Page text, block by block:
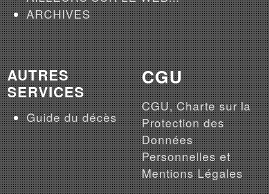
ARCHIVES
AUTRES
SERVICES
Guide du décès
CGU
CGU, Charte sur la
Protection des
Données
Personnelles et
Mentions Légales